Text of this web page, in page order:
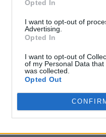
Opted In
I want to opt-out of
Advertising.
Opted In
I want to opt-out of
of my Personal Data
was collected.
Opted Out
ότι
την υποταγή και τον
στο δημόσιο»
στη διαδικασία της
το «Μητρώο Συμβούλων
ΚΚΕ ΜΑΝΩΛΗΣ